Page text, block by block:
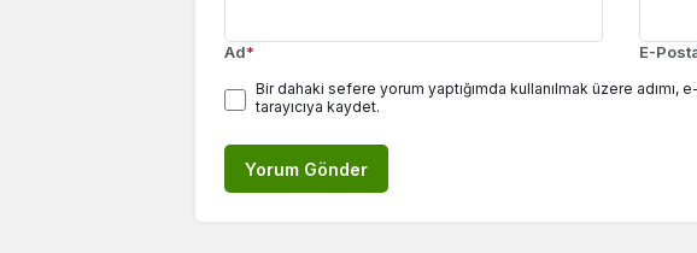
Ad* E-
Bir dahaki sefere yorum yaptığımda kullanılmak üzere
tarayıcıya kaydet.
Yorum Gönder